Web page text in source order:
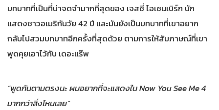
บทบาทที่เป็นที่น่าจดจำมากที่สุดของ เจสซี่ ไอเซนเบิร์ก นัก
แสดงชาวอเมริกันวัย 42 ปี และมันยังเป็นบทบาทที่เขาอยาก
กลับไปสวมบทบาทอีกครั้งที่สุดด้วย ตามการให้สัมภาษณ์ที่เขา
พูดคุยเอาไว้กับ เดอะแร๊พ
“พูดกันตามตรงนะ ผมอยากที่จะแสดงใน Now You See Me 4
มากกว่าสิ่งไหนเลย”